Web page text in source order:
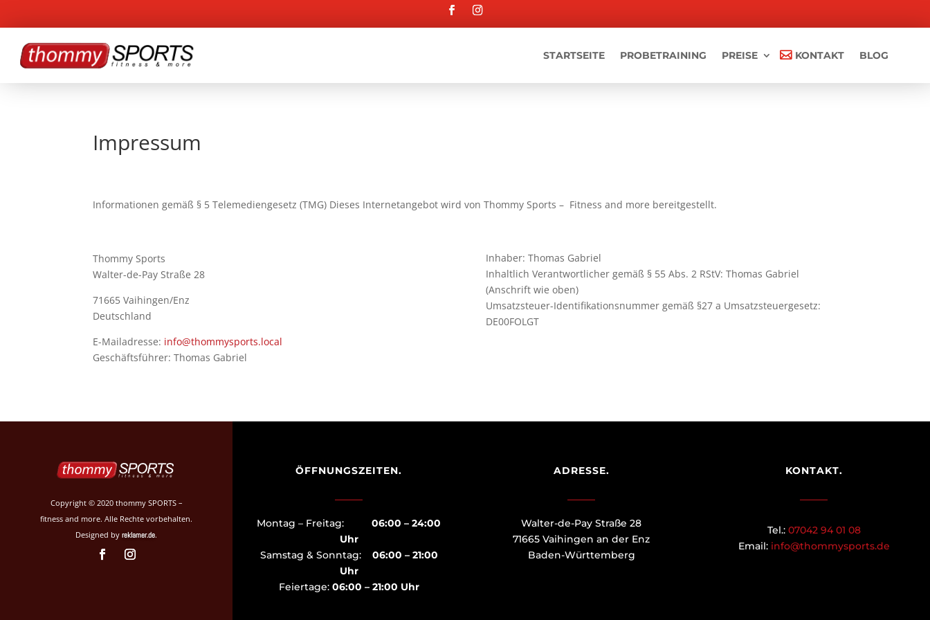
STARTSEITE PROBETRAINING PREISE KONTAKT BLOG
Impressum
Informationen gemäß § 5 Telemediengesetz (TMG) Dieses Internetangebot wird von Thommy Sports – Fitness and more bereitgestellt.
Thommy Sports
Walter-de-Pay Straße 28
71665 Vaihingen/Enz
Deutschland
E-Mailadresse: info@thommysports.local
Geschäftsführer: Thomas Gabriel
Inhaber: Thomas Gabriel
Inhaltlich Verantwortlicher gemäß § 55 Abs. 2 RStV: Thomas Gabriel
(Anschrift wie oben)
Umsatzsteuer-Identifikationsnummer gemäß §27 a Umsatzsteuergesetz:
DE00FOLGT
Copyright © 2020 thommy SPORTS –
fitness and more. Alle Rechte vorbehalten.
Designed by reklamer.de.
ÖFFNUNGSZEITEN.
Montag – Freitag: 06:00 – 24:00
Uhr
Samstag & Sonntag: 06:00 – 21:00
Uhr
Feiertage: 06:00 – 21:00 Uhr
ADRESSE.
Walter-de-Pay Straße 28
71665 Vaihingen an der Enz
Baden-Württemberg
KONTAKT.
Tel.: 07042 94 01 08
Email: info@thommysports.de